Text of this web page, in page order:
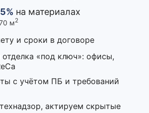
на материалах
м2
и сроки в договоре
«под ключ»: офисы,
с учётом ПБ и требований
актируем скрытые